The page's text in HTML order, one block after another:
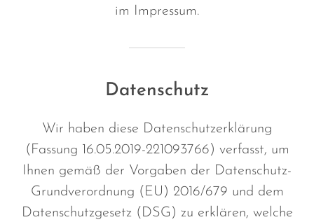
im Impressum.
Datenschutz
Wir haben diese Datenschutzerklärung
(Fassung 16.05.2019-221093766) verfasst, um
Ihnen gemäß der Vorgaben der Datenschutz-
Grundverordnung (EU) 2016/679 und dem
Datenschutzgesetz (DSG) zu erklären, welche